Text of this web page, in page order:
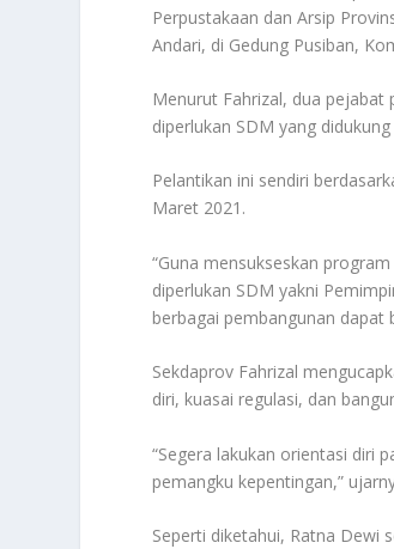
Perpustakaan dan Arsip
Andari, di Gedung Pusiban,
Menurut Fahrizal, dua pejabat
diperlukan SDM yang
Pelantikan ini sendiri
Maret 2021.
“Guna mensukseskan
diperlukan SDM yakni
berbagai pembangunan dapat
Sekdaprov Fahrizal
diri, kuasai regulasi, dan
“Segera lakukan orientasi diri
pemangku kepentingan,”
Seperti diketahui, Ratna Dewi